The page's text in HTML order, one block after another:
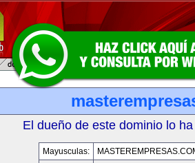
El dueño de este dominio lo
Mayusculas: